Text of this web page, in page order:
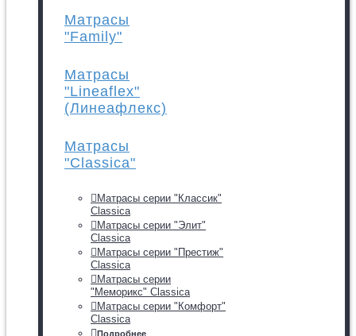
Матрасы
"Family"
Матрасы
"Lineaflex"
(Линеафлекс)
Матрасы
"Classica"
Матрасы серии "Классик"
Classica
Матрасы серии "Элит"
Classica
Матрасы серии "Престиж"
Classica
Матрасы серии
"Меморикс" Classica
Матрасы серии "Комфорт"
Classica
Подробнее